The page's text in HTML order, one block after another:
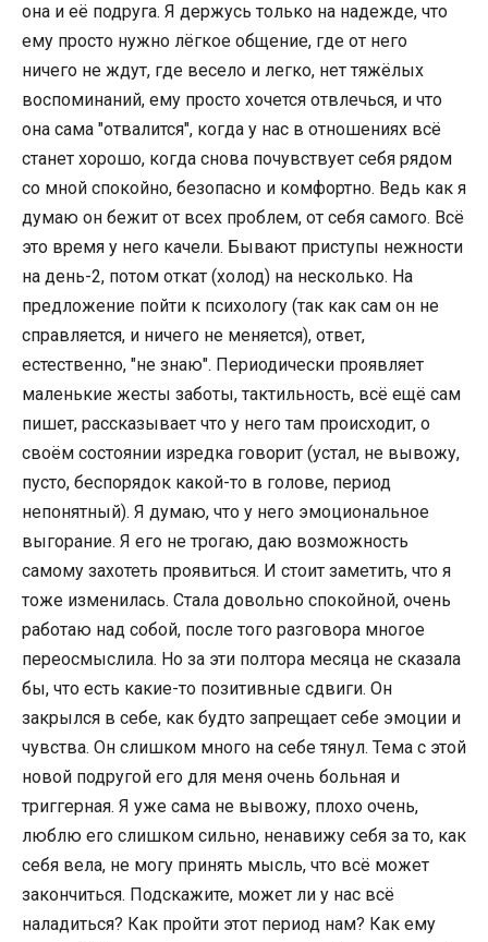
она и её подруга. Я держусь только на надежде, что
ему просто нужно лёгкое общение, где от него
ничего не ждут, где весело и легко, нет тяжёлых
воспоминаний, ему просто хочется отвлечься, и что
она сама "отвалится", когда у нас в отношениях всё
станет хорошо, когда снова почувствует себя рядом
со мной спокойно, безопасно и комфортно. Ведь как я
думаю он бежит от всех проблем, от себя самого. Всё
это время у него качели. Бывают приступы нежности
на день-2, потом откат (холод) на несколько. На
предложение пойти к психологу (так как сам он не
справляется, и ничего не меняется), ответ,
естественно, "не знаю". Периодически проявляет
маленькие жесты заботы, тактильность, всё ещё сам
пишет, рассказывает что у него там происходит, о
своём состоянии изредка говорит (устал, не вывожу,
пусто, беспорядок какой-то в голове, период
непонятный). Я думаю, что у него эмоциональное
выгорание. Я его не трогаю, даю возможность
самому захотеть проявиться. И стоит заметить, что я
тоже изменилась. Стала довольно спокойной, очень
работаю над собой, после того разговора многое
переосмыслила. Но за эти полтора месяца не сказала
бы, что есть какие-то позитивные сдвиги. Он
закрылся в себе, как будто запрещает себе эмоции и
чувства. Он слишком много на себе тянул. Тема с этой
новой подругой его для меня очень больная и
триггерная. Я уже сама не вывожу, плохо очень,
люблю его слишком сильно, ненавижу себя за то, как
себя вела, не могу принять мысль, что всё может
закончиться. Подскажите, может ли у нас всё
наладиться? Как пройти этот период нам? Как ему